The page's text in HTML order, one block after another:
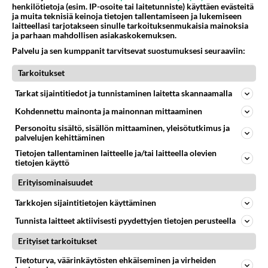
samanhenkisen ihmisen niin sellainen suhde palaa
nopeasti loppuun.
Äänestä Kommentoi
Anonyymi
2024-03-04 17:45:02
No että voisi esim. harrastaa yhdessä. Ei mun
tarvi mitenkään ihmisenä kehittyä mutta jos on
tämä sama yhteinen harrastus niin opittais
toisiltamme ja yhdessä uutta.
Äänestä
Kommentoi aloitusta...
henkilötietoja (esim. IP-osoite tai laitetunniste) käyttäen evästeitä
ja muita teknisiä keinoja tietojen tallentamiseen ja lukemiseen
laitteellasi tarjotakseen sinulle tarkoituksenmukaisia mainoksia
ja parhaan mahdollisen asiakaskokemuksen.
Palvelu ja sen kumppanit tarvitsevat suostumuksesi seuraaviin:
Tarkoitukset
Tarkat sijaintitiedot ja tunnistaminen laitetta skannaamalla
Kohdennettu mainonta ja mainonnan mittaaminen
Personoitu sisältö, sisällön mittaaminen, yleisötutkimus ja
palvelujen kehittäminen
Tietojen tallentaminen laitteelle ja/tai laitteella olevien
tietojen käyttö
Erityisominaisuudet
Tarkkojen sijaintitietojen käyttäminen
Tunnista laitteet aktiivisesti pyydettyjen tietojen perusteella
Erityiset tarkoitukset
Tietoturva, väärinkäytösten ehkäiseminen ja virheiden